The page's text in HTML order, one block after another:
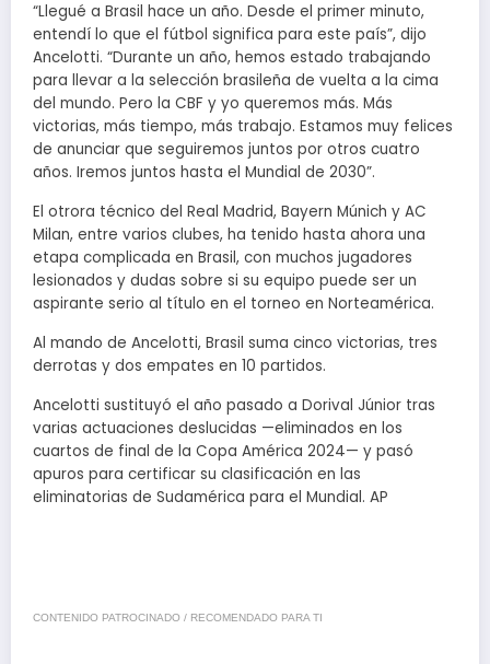
“Llegué a Brasil hace un año. Desde el primer minuto,
entendí lo que el fútbol significa para este país”, dijo
Ancelotti. “Durante un año, hemos estado trabajando
para llevar a la selección brasileña de vuelta a la cima
del mundo. Pero la CBF y yo queremos más. Más
victorias, más tiempo, más trabajo. Estamos muy felices
de anunciar que seguiremos juntos por otros cuatro
años. Iremos juntos hasta el Mundial de 2030”.
El otrora técnico del Real Madrid, Bayern Múnich y AC
Milan, entre varios clubes, ha tenido hasta ahora una
etapa complicada en Brasil, con muchos jugadores
lesionados y dudas sobre si su equipo puede ser un
aspirante serio al título en el torneo en Norteamérica.
Al mando de Ancelotti, Brasil suma cinco victorias, tres
derrotas y dos empates en 10 partidos.
Ancelotti sustituyó el año pasado a Dorival Júnior tras
varias actuaciones deslucidas —eliminados en los
cuartos de final de la Copa América 2024— y pasó
apuros para certificar su clasificación en las
eliminatorias de Sudamérica para el Mundial. AP
CONTENIDO PATROCINADO / RECOMENDADO PARA TI